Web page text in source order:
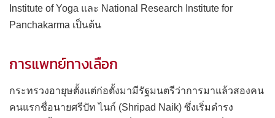
Institute of Yoga และ National Research Institute for
Panchakarma เป็นต้น
การแพทย์ทางเลือก
กระทรวงอายุษตั้งแต่ก่อตั้งมามีรัฐมนตรีว่าการมาแล้วสองคน
คนแรกชื่อนายศรีปัท ไนก์ (Shripad Naik) ซึ่งเริ่มดำรง